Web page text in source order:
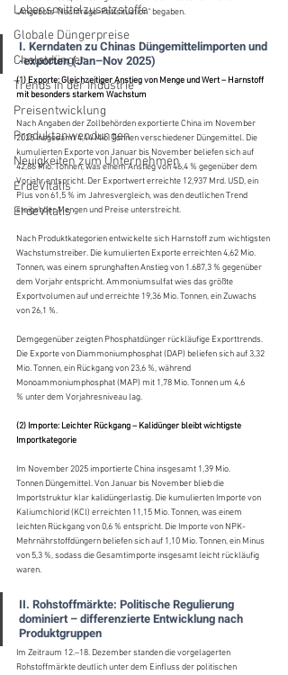
Lebensmittelzusatzstoffe
Globale Düngerpreise
Chelatdünger
Trends in der Industrie
Preisentwicklung
Produktanwendungen
Neuigkeiten zum Unternehmen
ErdeVitalis
ErdeVitalis
„Angebots-Nachfrage-Pattsituation“ begaben.
I. Kerndaten zu Chinas Düngemittelimporten und
-exporten (Jan–Nov 2025)
(1) Exporte: Gleichzeitiger Anstieg von Menge und Wert – Harnstoff
mit besonders starkem Wachstum
Nach Angaben der Zollbehörden exportierte China im November
2025 insgesamt 4,44 Mio. Tonnen verschiedener Düngemittel. Die
kumulierten Exporte von Januar bis November beliefen sich auf
42,86 Mio. Tonnen, was einem Anstieg von 46,4 % gegenüber dem
Vorjahr entspricht. Der Exportwert erreichte 12,937 Mrd. USD, ein
Plus von 61,5 % im Jahresvergleich, was den deutlichen Trend
steigender Mengen und Preise unterstreicht.
Nach Produktkategorien entwickelte sich Harnstoff zum wichtigsten
Wachstumstreiber. Die kumulierten Exporte erreichten 4,62 Mio.
Tonnen, was einem sprunghaften Anstieg von 1.687,3 % gegenüber
dem Vorjahr entspricht. Ammoniumsulfat wies das größte
Exportvolumen auf und erreichte 19,36 Mio. Tonnen, ein Zuwachs
von 26,1 %.
Demgegenüber zeigten Phosphatdünger rückläufige Exporttrends.
Die Exporte von Diammoniumphosphat (DAP) beliefen sich auf 3,32
Mio. Tonnen, ein Rückgang von 23,6 %, während
Monoammoniumphosphat (MAP) mit 1,78 Mio. Tonnen um 4,6
% unter dem Vorjahresniveau lag.
(2) Importe: Leichter Rückgang – Kalidünger bleibt wichtigste
Importkategorie
Im November 2025 importierte China insgesamt 1,39 Mio.
Tonnen Düngemittel. Von Januar bis November blieb die
Importstruktur klar kalidüngerlastig. Die kumulierten Importe von
Kaliumchlorid (KCl) erreichten 11,15 Mio. Tonnen, was einem
leichten Rückgang von 0,6 % entspricht. Die Importe von NPK-
Mehrnährstoffdüngern beliefen sich auf 1,10 Mio. Tonnen, ein Minus
von 5,3 %, sodass die Gesamtimporte insgesamt leicht rückläufig
waren.
II. Rohstoffmärkte: Politische Regulierung
dominiert – differenzierte Entwicklung nach
Produktgruppen
Im Zeitraum 12.–18. Dezember standen die vorgelagerten
Rohstoffmärkte deutlich unter dem Einfluss der politischen